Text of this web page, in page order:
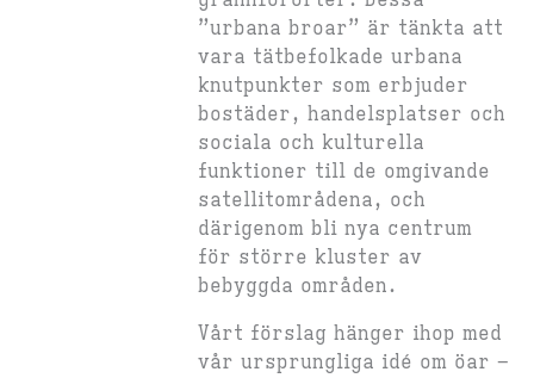
”urbana broar” är tänkta att
vara tätbefolkade urbana
knutpunkter som erbjuder
bostäder, handelsplatser och
sociala och kulturella
funktioner till de omgivande
satellitområdena, och
därigenom bli nya centrum
för större kluster av
bebyggda områden.
Vårt förslag hänger ihop med
vår ursprungliga idé om öar –